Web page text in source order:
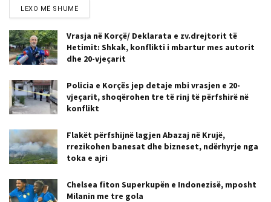
LEXO MË SHUMË
Vrasja në Korçë/ Deklarata e zv.drejtorit të
Hetimit: Shkak, konflikti i mbartur mes autorit
dhe 20-vjeçarit
Policia e Korçës jep detaje mbi vrasjen e 20-
vjeçarit, shoqërohen tre të rinj të përfshirë në
konflikt
Flakët përfshijnë lagjen Abazaj në Krujë,
rrezikohen banesat dhe bizneset, ndërhyrje nga
toka e ajri
Chelsea fiton Superkupën e Indonezisë, mposht
Milanin me tre gola